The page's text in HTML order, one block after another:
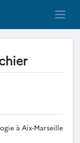
à Aix-Marseille